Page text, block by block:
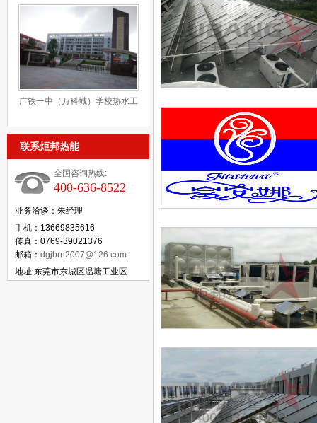
广铁一中（万科城）学校热水工
联系炬邦热能
全国咨询热线:
400-636-8522
业务洽谈：朱经理
手机：13669835616
传真：0769-39021376
邮箱： dgjbrn2007@126.com
地址:东莞市东城区温塘工业区